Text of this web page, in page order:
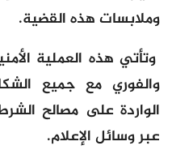
وملابسات هذه القضية.
وتأتي هذه العملية
والفوري مع جميع
الواردة على مصالح
عبر وسائل الإعلام.